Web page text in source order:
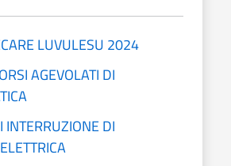
LUVULESU 2024
AGEVOLATI DI
INTERRUZIONE DI